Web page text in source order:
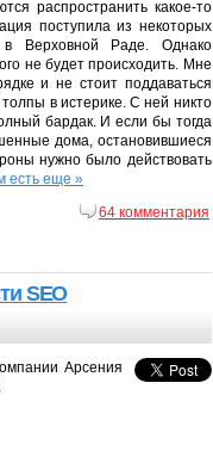
распространить какое-то
поступила из некоторых
в Верховной Раде. Однако
не будет происходить. Мне
и не стоит поддаваться
в истерике. С ней никто
бардак. И если бы тогда
дома, остановившиеся
нужно было действовать
есть еще »
64 комментария
SEO
Арсения